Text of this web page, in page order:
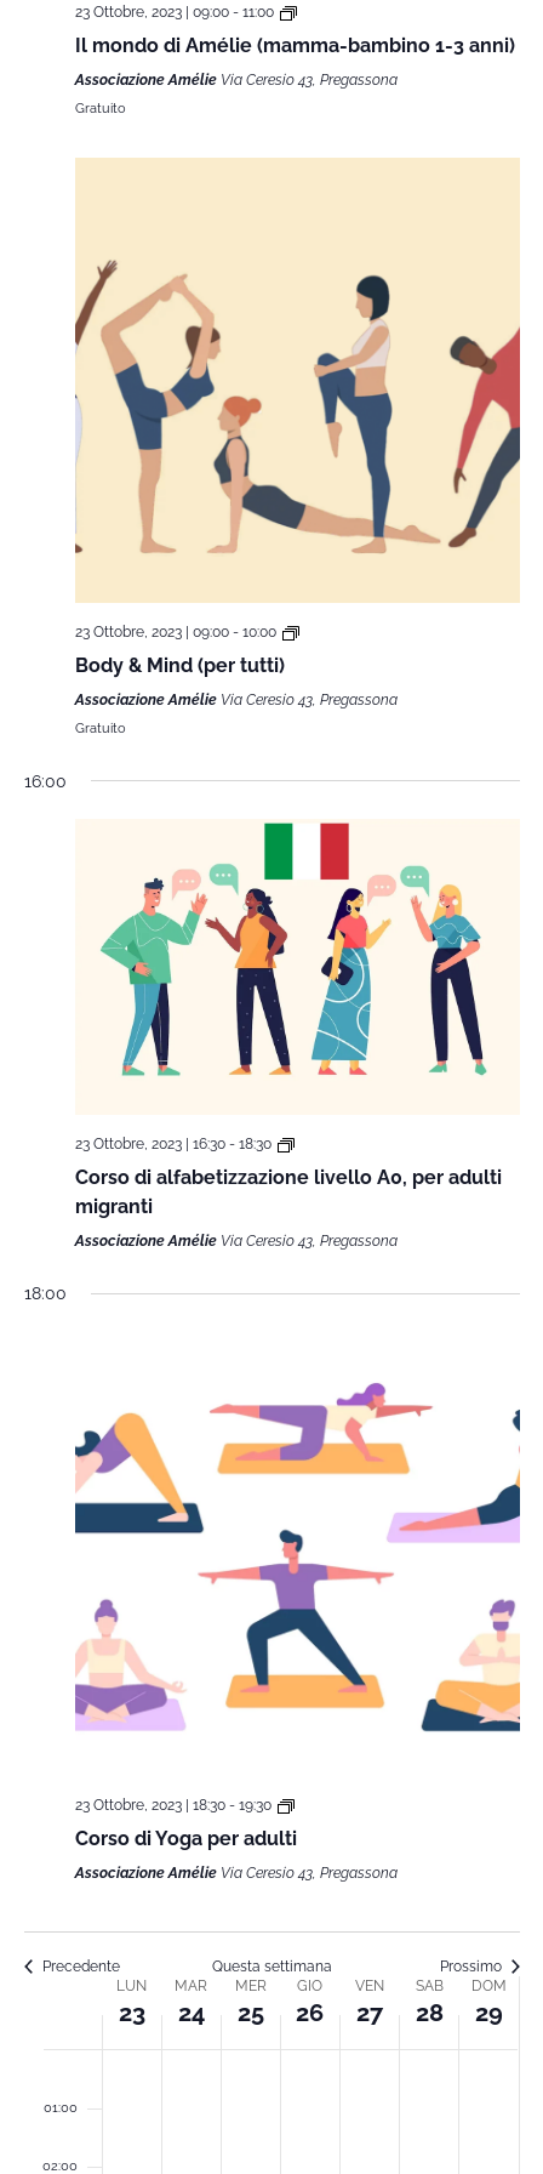
23 Ottobre, 2023 | 09:00- 11:00
Il mondo di Amélie (mamma-bambino 1-3 anni)
Associazione Amélie Via Ceresio 43, Pregassona
Gratuito
23 Ottobre, 2023 | 09:00- 10:00
Body & Mind (per tutti)
Associazione Amélie Via Ceresio 43, Pregassona
Gratuito
16:00
23 Ottobre, 2023 | 16:30- 18:30
Corso di alfabetizzazione livello A0, per adulti
migranti
Associazione Amélie Via Ceresio 43, Pregassona
18:00
23 Ottobre, 2023 | 18:30- 19:30
Corso di Yoga per adulti
Associazione Amélie Via Ceresio 43, Pregassona
Precedente Questa settimana Prossimo
Week
Corsi
LUN
23
MAR
24
MER
25
GIO
26
VEN
27
SAB
28
DOM
29
01:00
02:00